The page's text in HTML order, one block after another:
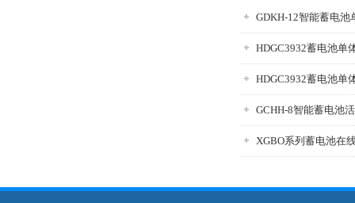
GDKH-12智能蓄电池
HDGC3932蓄电池单
GCHH-8智能蓄电池
XGBO系列蓄电池在